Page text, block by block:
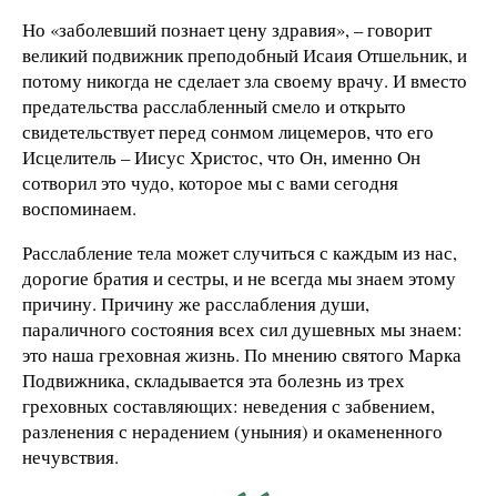
Но «заболевший познает цену здравия», – говорит
великий подвижник преподобный Исаия Отшельник, и
потому никогда не сделает зла своему врачу. И вместо
предательства расслабленный смело и открыто
свидетельствует перед сонмом лицемеров, что его
Исцелитель – Иисус Христос, что Он, именно Он
сотворил это чудо, которое мы с вами сегодня
воспоминаем.
Расслабление тела может случиться с каждым из нас,
дорогие братия и сестры, и не всегда мы знаем этому
причину. Причину же расслабления души,
параличного состояния всех сил душевных мы знаем:
это наша греховная жизнь. По мнению святого Марка
Подвижника, складывается эта болезнь из трех
греховных составляющих: неведения с забвением,
разленения с нерадением (уныния) и окамененного
нечувствия.